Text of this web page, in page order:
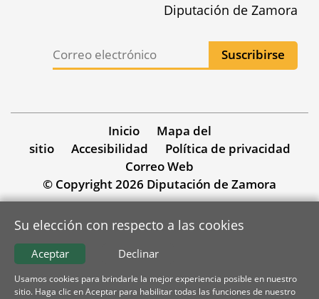
Diputación de Zamora
Inicio
Mapa del
sitio
Accesibilidad
Política de privacidad
Correo Web
© Copyright 2026 Diputación de Zamora
Su elección con respecto a las cookies
Declinar
Aceptar
Usamos cookies para brindarle la mejor experiencia posible en nuestro
sitio. Haga clic en Aceptar para habilitar todas las funciones de nuestro